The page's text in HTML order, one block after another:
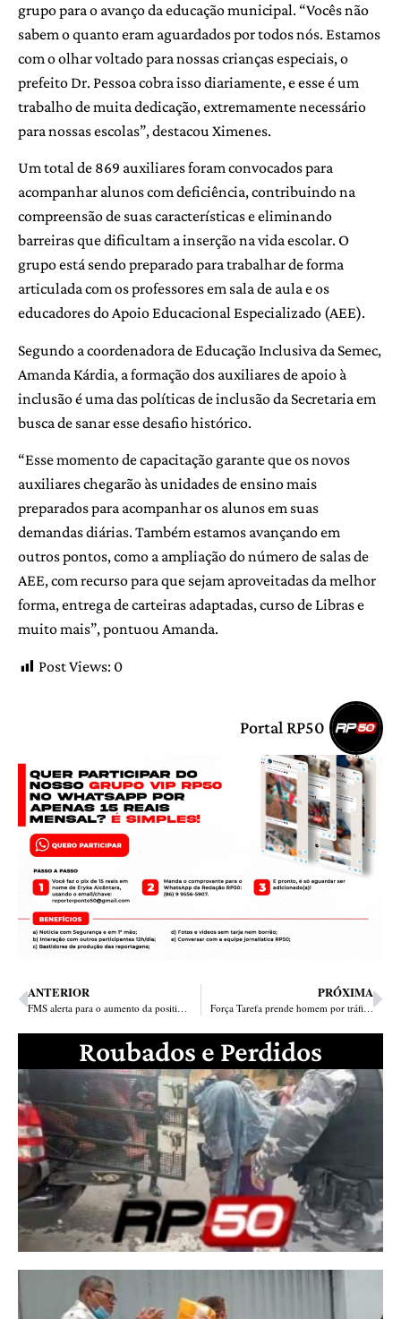
grupo para o avanço da educação municipal. “Vocês não
sabem o quanto eram aguardados por todos nós. Estamos
com o olhar voltado para nossas crianças especiais, o
prefeito Dr. Pessoa cobra isso diariamente, e esse é um
trabalho de muita dedicação, extremamente necessário
para nossas escolas”, destacou Ximenes.
Um total de 869 auxiliares foram convocados para
acompanhar alunos com deficiência, contribuindo na
compreensão de suas características e eliminando
barreiras que dificultam a inserção na vida escolar. O
grupo está sendo preparado para trabalhar de forma
articulada com os professores em sala de aula e os
educadores do Apoio Educacional Especializado (AEE).
Segundo a coordenadora de Educação Inclusiva da Semec,
Amanda Kárdia, a formação dos auxiliares de apoio à
inclusão é uma das políticas de inclusão da Secretaria em
busca de sanar esse desafio histórico.
“Esse momento de capacitação garante que os novos
auxiliares chegarão às unidades de ensino mais
preparados para acompanhar os alunos em suas
demandas diárias. Também estamos avançando em
outros pontos, como a ampliação do número de salas de
AEE, com recurso para que sejam aproveitadas da melhor
forma, entrega de carteiras adaptadas, curso de Libras e
muito mais”, pontuou Amanda.
Post Views: 0
Portal RP50
ANTERIOR
FMS alerta para o aumento da positividade covid em Teresina
PRÓXIMA
Força Tarefa prende homem por tráfico e porte ilegal de arma no Real Copagre
Roubados e Perdidos